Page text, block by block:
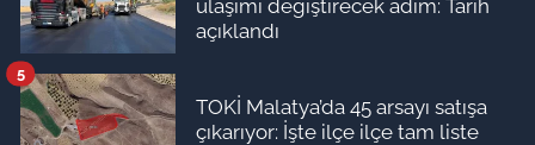
ulaşımı değiştirecek adım: Tarih
açıklandı
TOKİ Malatya’da 45 arsayı satışa
çıkarıyor: İşte ilçe ilçe tam liste
5